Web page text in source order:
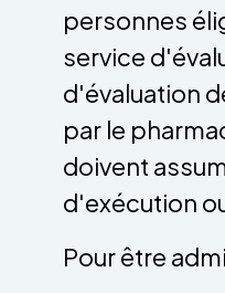
personnes
service
d'évaluation
par le
doivent
d'exécution
Pour être